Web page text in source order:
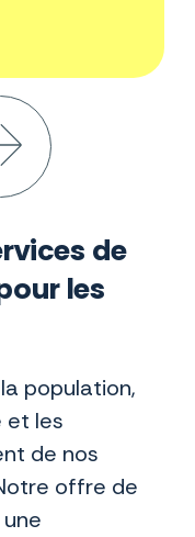
de
les
population,
et les
de nos
offre de